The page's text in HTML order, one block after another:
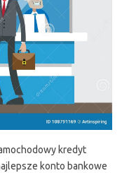
kredyt
konto bankowe